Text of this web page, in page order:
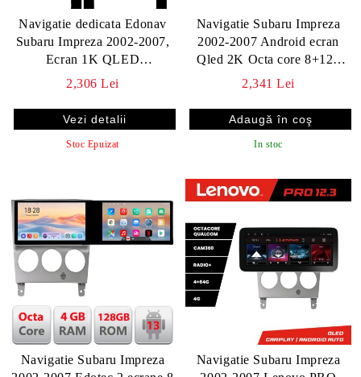
Navigatie dedicata Edonav
Subaru Impreza 2002-2007,
Ecran 1K QLED
13",Octacore,4Gb
Hdd,4G,360,DSP,Carplay,Bluetooth
2,306 Lei
Vezi detalii
Stoc Epuizat
Navigatie Subaru Impreza
2002-2007 Android ecran
Qled 2K Octa core 8+128
KIT-impreza2002+EDT-
2,341 Lei
In stoc
Navigatie Subaru Impreza
Navigatie Subaru Impreza